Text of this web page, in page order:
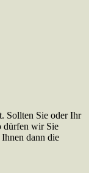
Sollten Sie oder Ihr
dürfen wir Sie
dann die